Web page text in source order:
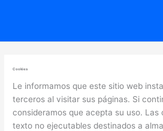
Cookies
Le informamos que este sitio web
terceros al visitar sus páginas. Si
consideramos que acepta su uso. Las
texto no ejecutables destinados a